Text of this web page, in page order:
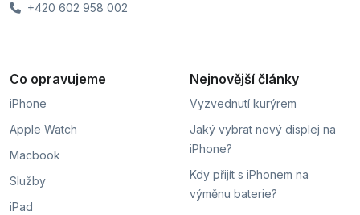
+420 602 958 002
Co opravujeme
iPhone
Apple Watch
Macbook
Služby
iPad
Nejnovější články
Vyzvednutí kurýrem
Jaký vybrat nový displej na
iPhone?
Kdy přijít s iPhonem na
výměnu baterie?